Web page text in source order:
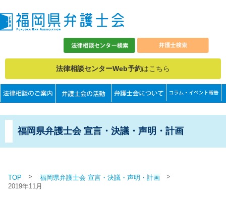
法律相談センターWeb予約はこちら
福岡県弁護士会 宣言・決議・声明・計画
TOP > 福岡県弁護士会 宣言・決議・声明・計画 >
2019年11月